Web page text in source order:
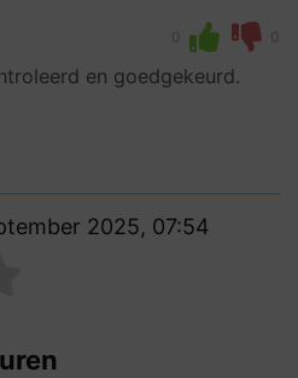
0 0
en goedgekeurd.
2025, 07:54